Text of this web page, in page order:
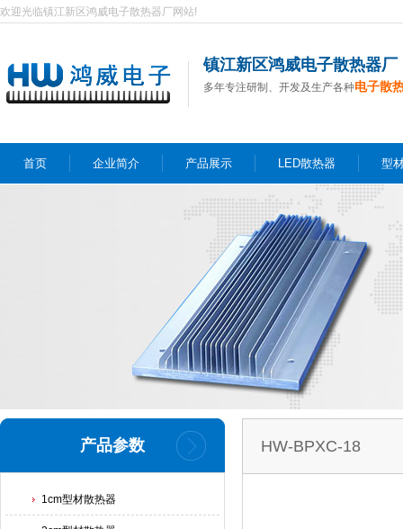
欢迎光临镇江新区鸿威电子散热器厂网站!
镇江新区鸿威电子散热器厂
多年专注研制、开发及生产各种电子散
首页 企业简介 产品展示 LED散热器 型
产品参数
1cm型材散热器
HW-BPXC-18